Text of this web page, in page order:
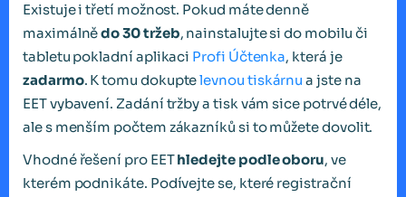
Existuje i třetí možnost. Pokud máte denně
maximálnědo 30 tržeb, nainstalujte si do mobilu či
tabletu pokladní aplikaci Profi Účtenka, která je
zadarmo. K tomu dokuptelevnou tiskárnu a jste na
EET vybavení. Zadání tržby a tisk vám sice potrvé déle,
ale s menším počtem zákazníků si to můžete dovolit.
Vhodné řešení pro EEThledejte podle oboru, ve
kterém podnikáte. Podívejte se, které registrační